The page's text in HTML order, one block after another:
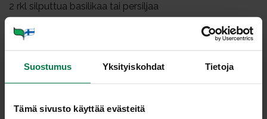
Suostumus Yksityiskohdat Tietoja
Tämä sivusto käyttää evästeitä
2 rkl silputtua basilikaa tai persiljaa
Lisäksi
tuoretta basilikaa tai persiljaa
Leikkaa tomaatit kannan kohdalta kahteen osaan.
pikkulusikalla pehmeä sisusta pois. Leikkaa ohut viipale